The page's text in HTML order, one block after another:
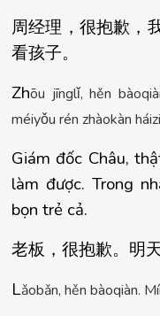
周经理，很抱歉，
看孩子。
Zhōu jīnglǐ, hěn bàoqià
méiyǒu rén zhàokàn há
Giám đốc Châu,
làm được. Trong
bọn trẻ cả.
老板，很抱歉。明
Lǎobǎn, hěn bàoqiàn. Mí